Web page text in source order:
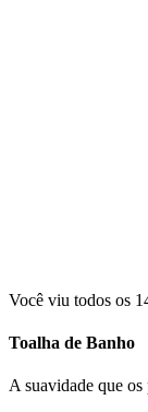
Você viu todos os
Toalha de Banho
A suavidade que os